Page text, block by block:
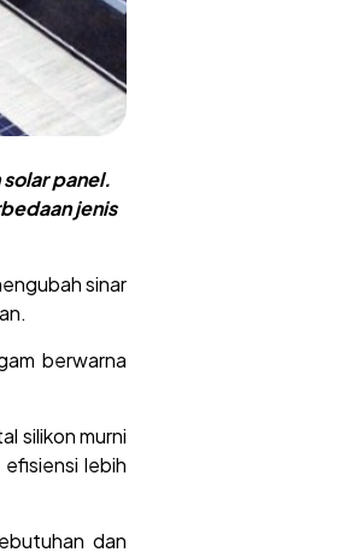
panel.
jenis
sinar
berwarna
silikon murni
lebih
dan